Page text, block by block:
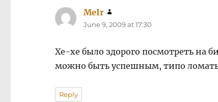
MeIr
June 9, 2009 at 17:30
Хе-хе было здорого посмотреть на
можно быть успешным, типо
Reply